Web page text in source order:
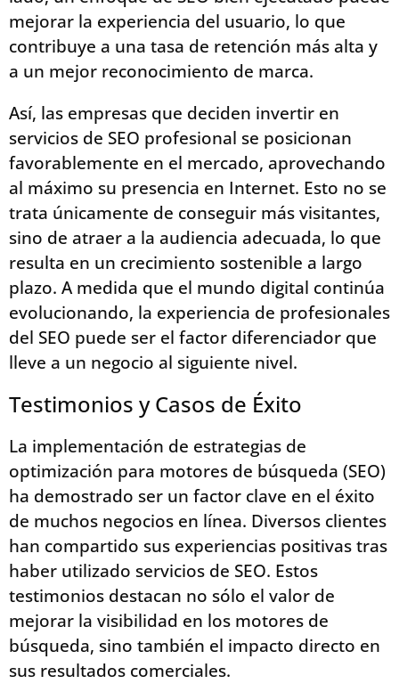
mejorar la experiencia del usuario, lo que
contribuye a una tasa de retención más alta y
a un mejor reconocimiento de marca.
Así, las empresas que deciden invertir en
servicios de SEO profesional se posicionan
favorablemente en el mercado, aprovechando
al máximo su presencia en Internet. Esto no se
trata únicamente de conseguir más visitantes,
sino de atraer a la audiencia adecuada, lo que
resulta en un crecimiento sostenible a largo
plazo. A medida que el mundo digital continúa
evolucionando, la experiencia de profesionales
del SEO puede ser el factor diferenciador que
lleve a un negocio al siguiente nivel.
Testimonios y Casos de Éxito
La implementación de estrategias de
optimización para motores de búsqueda (SEO)
ha demostrado ser un factor clave en el éxito
de muchos negocios en línea. Diversos clientes
han compartido sus experiencias positivas tras
haber utilizado servicios de SEO. Estos
testimonios destacan no sólo el valor de
mejorar la visibilidad en los motores de
búsqueda, sino también el impacto directo en
sus resultados comerciales.